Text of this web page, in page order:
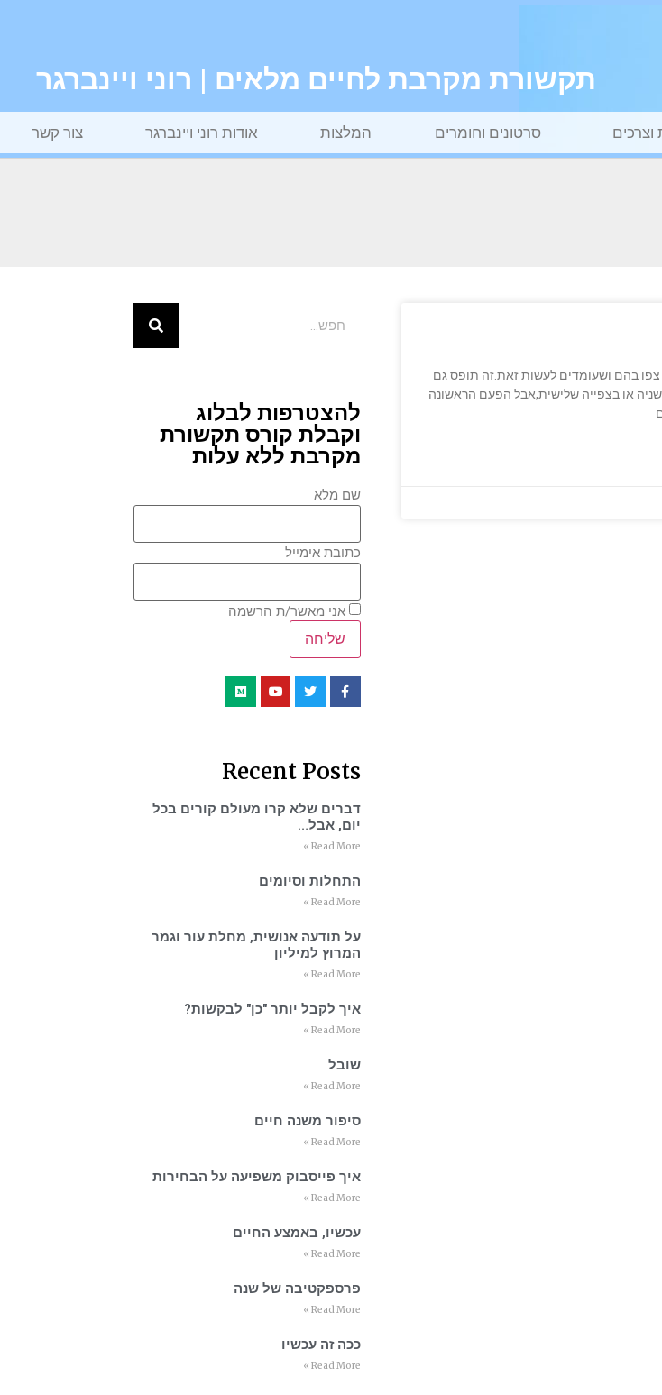
תקשורת מקרבת לחיים מלאים | רוני ויינברגר
וצרכים סרטונים וחומרים המלצות אודות רוני ויינברגר צור קשר
בהם ושעומדים לעשות זאת.זה תופס גם
או בצפייה שלישית,אבל הפעם הראשונה
להצטרפות לבלוג
וקבלת קורס תקשורת
מקרבת ללא עלות
שם מלא
כתובת אימייל
אני מאשר/ת הרשמה
Recent Posts
דברים שלא קרו מעולם קורים בכל
יום, אבל…
Read More »
התחלות וסיומים
Read More »
על תודעה אנושית, מחלת עור וגמר
המרוץ למיליון
Read More »
איך לקבל יותר "כן" לבקשות?
Read More »
שובל
Read More »
סיפור משנה חיים
Read More »
איך פייסבוק משפיעה על הבחירות
Read More »
עכשיו, באמצע החיים
Read More »
פרספקטיבה של שנה
Read More »
ככה זה עכשיו
Read More »